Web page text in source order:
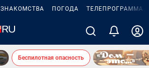
ЗНАКОМСТВА ПОГОДА ТЕЛЕПРОГРАММА
Беспилотная опасность